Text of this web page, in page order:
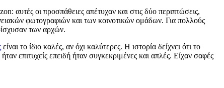
αυτές οι προσπάθειες απέτυχαν και στις δύο περιπτώσεις,
φωτογραφιών και των κοινοτικών ομάδων. Για πολλούς
των αρχών.
είναι το ίδιο καλές, αν όχι καλύτερες. Η ιστορία δείχνει ότι το
ήταν επιτυχείς επειδή ήταν συγκεκριμένες και απλές. Είχαν σαφές